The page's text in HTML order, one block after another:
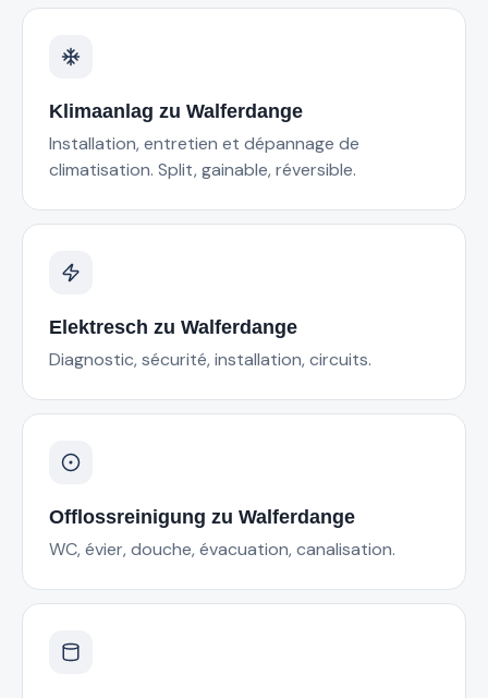
Klimaanlag zu Walferdange
Installation, entretien et dépannage de
climatisation. Split, gainable, réversible.
Elektresch zu Walferdange
Diagnostic, sécurité, installation, circuits.
Offlossreinigung zu Walferdange
WC, évier, douche, évacuation, canalisation.